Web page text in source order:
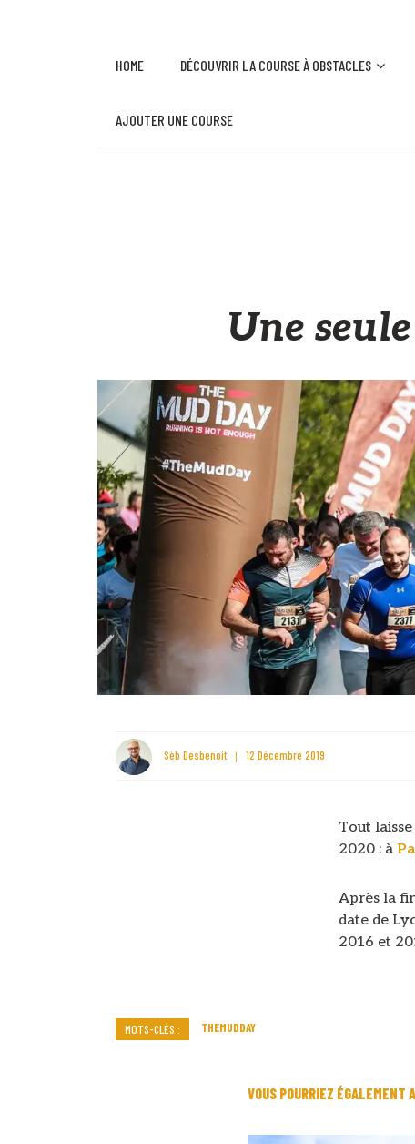
HOME DÉCOUVRIR LA COURSE À OBSTACLES
AJOUTER UNE COURSE
Une
Sèb Desbenoit 12 Décembre 2019
Tout
2020 : à
Après la
date de
2016 et
MOTS-CLÉS : THEMUDDAY
VOUS POURRIEZ ÉGALEMENT